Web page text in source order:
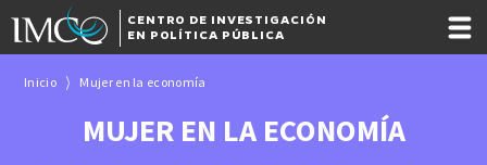
CENTRO DE INVESTIGACIÓN
EN POLÍTICA PÚBLICA
Inicio Mujer en la economía
MUJER EN LA ECONOMÍA